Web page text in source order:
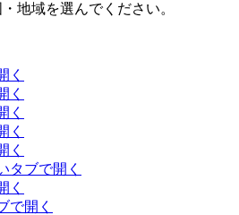
地域を選んでください。
く
く
く
く
く
タブで開く
く
で開く